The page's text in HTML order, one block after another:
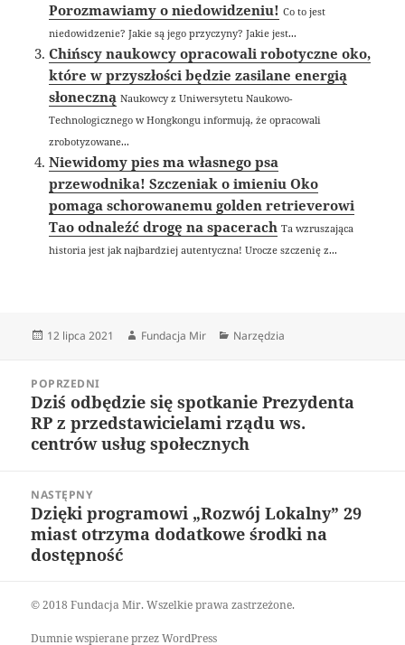
Porozmawiamy o niedowidzeniu! Co to jest
niedowidzenie? Jakie są jego przyczyny? Jakie jest...
Chińscy naukowcy opracowali robotyczne oko,
które w przyszłości będzie zasilane energią
słoneczną Naukowcy z Uniwersytetu Naukowo-
Technologicznego w Hongkongu informują, że opracowali
zrobotyzowane...
Niewidomy pies ma własnego psa
przewodnika! Szczeniak o imieniu Oko
pomaga schorowanemu golden retrieverowi
Tao odnaleźć drogę na spacerach Ta wzruszająca
historia jest jak najbardziej autentyczna! Urocze szczenię z...
Data
12 lipca 2021 Autor
Fundacja Mir Kategorie
Narzędzia
wpisuPOPRZEDNI
Poprzedni
wpis:
Dziś odbędzie się spotkanie Prezydenta
RP z przedstawicielami rządu ws.
centrów usług społecznych
NASTĘPNY
Następny
wpis:
Dzięki programowi „Rozwój Lokalny” 29
miast otrzyma dodatkowe środki na
dostępność
© 2018 Fundacja Mir. Wszelkie prawa zastrzeżone.
Dumnie wspierane przez WordPress